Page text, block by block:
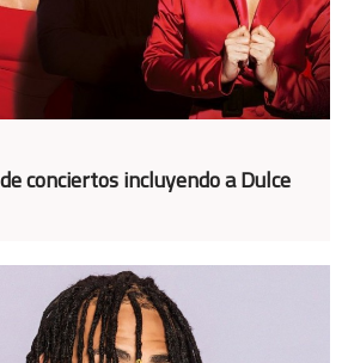
conciertos incluyendo a Dulce